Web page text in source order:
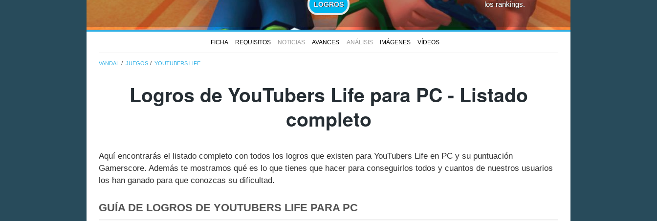
LOGROS
los rankings.
FICHA REQUISITOS NOTICIAS AVANCES ANÁLISIS IMÁGENES VÍDEOS
VANDAL JUEGOS YOUTUBERS LIFE
Logros de YouTubers Life para PC - Listado
completo
Aquí encontrarás el listado completo con todos los logros que existen para YouTubers Life en PC y su puntuación
Gamerscore. Además te mostramos qué es lo que tienes que hacer para conseguirlos todos y cuantos de nuestros usuarios
los han ganado para que conozcas su dificultad.
GUÍA DE LOGROS DE YOUTUBERS LIFE PARA PC